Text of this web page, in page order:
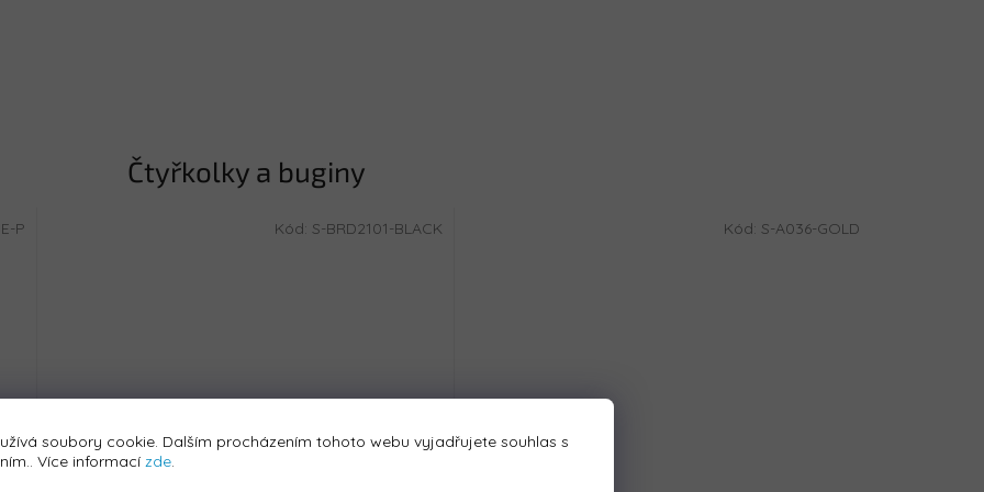
soubory cookie. Dalším procházením tohoto webu vyjadřujete souhlas s
Více informací zde.
Čtyřkolky a buginy
P Kód: S-BRD2101-BLACK Kód: S-A036-GOLD